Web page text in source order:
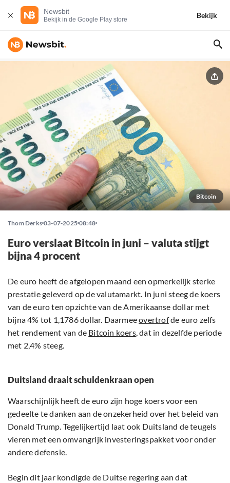
Newsbit
Bekijk in de Google Play store
Bekijk
Bitcoin
Thom Derks 03-07-2025 08:48
Euro verslaat Bitcoin in juni – valuta stijgt
bijna 4 procent
De euro heeft de afgelopen maand een opmerkelijk sterke
prestatie geleverd op de valutamarkt. In juni steeg de koers
van de euro ten opzichte van de Amerikaanse dollar met
bijna 4% tot 1,1786 dollar. Daarmeeovertrofde euro zelfs
het rendement van de Bitcoin koers, dat in dezelfde periode
met 2,4% steeg.
Duitsland draait schuldenkraan open
Waarschijnlijk heeft de euro zijn hoge koers voor een
gedeelte te danken aan de onzekerheid over het beleid van
Donald Trump. Tegelijkertijd laat ook Duitsland de teugels
vieren met een omvangrijk investeringspakket voor onder
andere defensie.
Begin dit jaar kondigde de Duitse regering aan dat